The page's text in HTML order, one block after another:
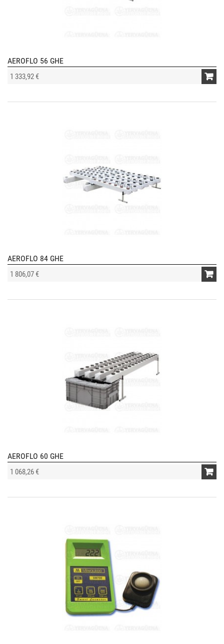
AEROFLO 56 GHE
1 333,92 €
AEROFLO 84 GHE
1 806,07 €
AEROFLO 60 GHE
1 068,26 €